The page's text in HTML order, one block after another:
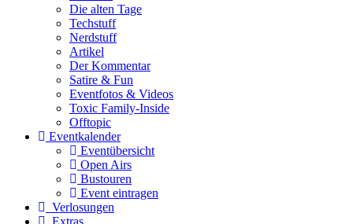
Die alten Tage
Techstuff
Nerdstuff
Artikel
Der Kommentar
Satire & Fun
Eventfotos & Videos
Toxic Family-Inside
Offtopic
Eventkalender
Eventübersicht
Open Airs
Bustouren
Event eintragen
Verlosungen
Extras